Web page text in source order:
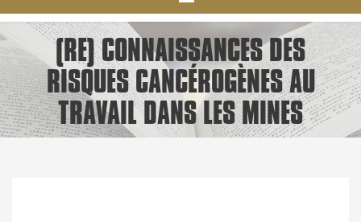
contenu
principal
navigation
(RE) CONNAISSANCES DES
RISQUES CANCÉROGÈNES AU
TRAVAIL DANS LES MINES